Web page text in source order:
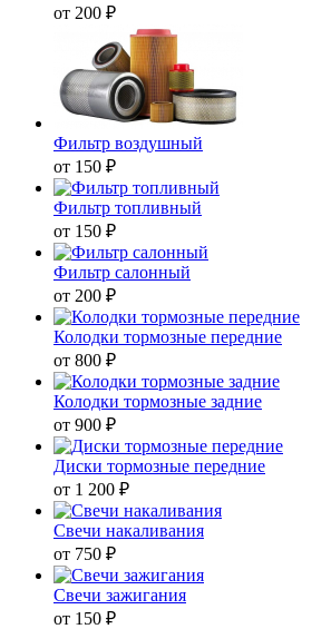
от 200 ₽
Фильтр воздушный
от 150 ₽
Фильтр топливный
от 150 ₽
Фильтр салонный
от 200 ₽
Колодки тормозные передние
от 800 ₽
Колодки тормозные задние
от 900 ₽
Диски тормозные передние
от 1 200 ₽
Свечи накаливания
от 750 ₽
Свечи зажигания
от 150 ₽